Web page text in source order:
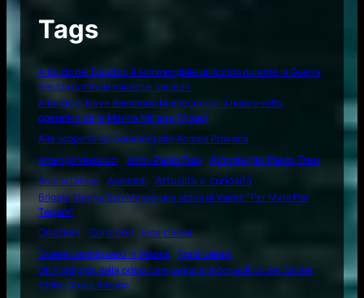
Tags
A bordo del Dandolo il sommergibile utilizzato durante la Guerra
Fredda contro le minacce nucleari
A bordo di Nave Raimondo Montecuccoli il nuovo volto
operativo della Marina Militare (Video)
Alla scoperta del sommergibile Andrea Provana
Amerigo Vespucci
Amm. Paolo Treu
Ammiraglio Paolo Treu
Analisi Difesa
Aneddoti Attualità e curiosità
Brigata Marina San Marco: una storia di Valore "Per Mare Per
Terram"
Citazioni
Concorsi
Ente Circoli
Essere commissario in Marina
Frasi celebri
Gli highlights della prima campagna in Indopacifico del Carrier
Strike Group italiano